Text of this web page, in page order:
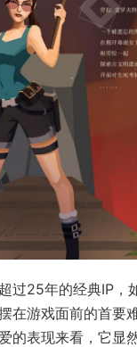
过25年的经典IP，
在游戏面前的首要
的表现来看，它显